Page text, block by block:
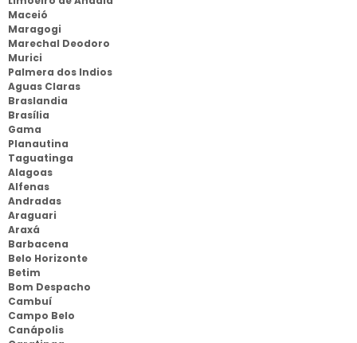
Maceió
Maragogi
Marechal Deodoro
Murici
Palmera dos Indios
Aguas Claras
Braslandia
Brasília
Gama
Planautina
Taguatinga
Alagoas
Alfenas
Andradas
Araguari
Araxá
Barbacena
Belo Horizonte
Betim
Bom Despacho
Cambuí
Campo Belo
Canápolis